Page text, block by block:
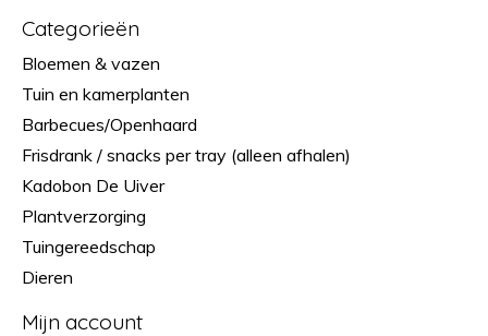
Categorieën
Bloemen & vazen
Tuin en kamerplanten
Barbecues/Openhaard
Frisdrank / snacks per tray (alleen afhalen)
Kadobon De Uiver
Plantverzorging
Tuingereedschap
Dieren
Mijn account